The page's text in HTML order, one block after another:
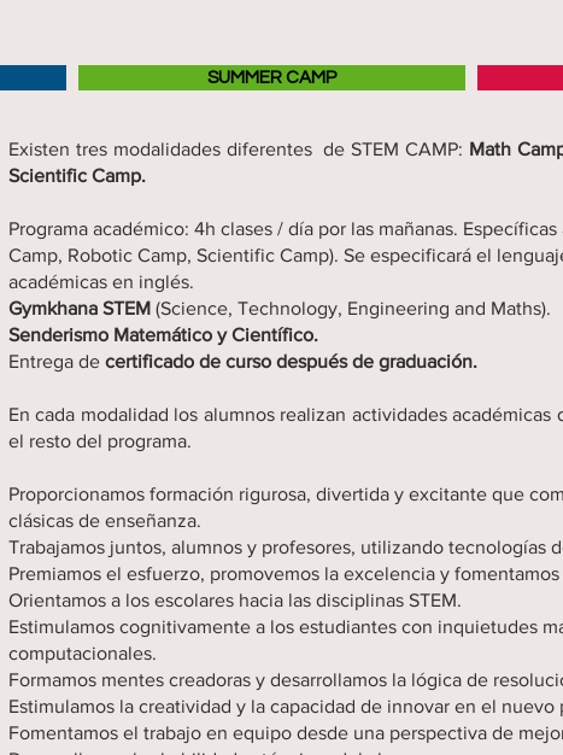
Existen tres modalidades diferentes de STEM CAMP: Math
Scientific Camp.
Programa académico: 4h clases / día por las mañanas.
Camp, Robotic Camp, Scientific Camp). Se especificará el
académicas en inglés.
Gymkhana STEM (Science, Technology, Engineering and Maths).
Senderismo Matemático y Científico.
Entrega de certificado de curso después de graduación.
En cada modalidad los alumnos realizan actividades
el resto del programa.
Proporcionamos formación rigurosa, divertida y excitante que
clásicas de enseñanza.
Trabajamos juntos, alumnos y profesores, utilizando tecnologías
Premiamos el esfuerzo, promovemos la excelencia y
Orientamos a los escolares hacia las disciplinas STEM.
Estimulamos cognitivamente a los estudiantes con inquietudes
computacionales.
Formamos mentes creadoras y desarrollamos la lógica de
Estimulamos la creatividad y la capacidad de innovar en el
Fomentamos el trabajo en equipo desde una perspectiva de
SUMMER CAMP